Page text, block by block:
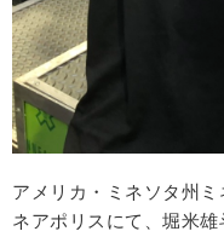
アメリカ・ミネソタ州
ネアポリスにて、堀米